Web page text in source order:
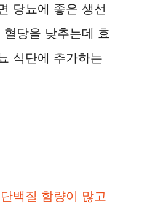
당뇨에 좋은 생선
당을 낮추는데 효
식단에 추가하는
백질 함량이 많고